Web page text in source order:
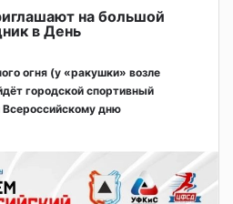
на большой
в День
огня (у «ракушки» возле
городской спортивный
дню